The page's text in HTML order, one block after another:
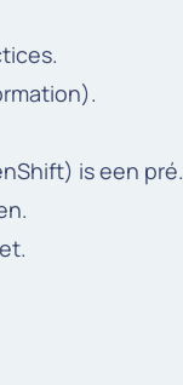
is een pré.